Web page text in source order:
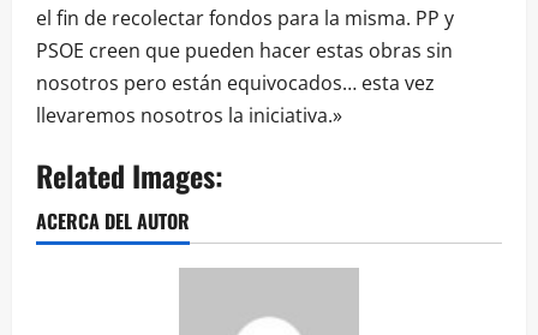
el fin de recolectar fondos para la misma. PP y
PSOE creen que pueden hacer estas obras sin
nosotros pero están equivocados… esta vez
llevaremos nosotros la iniciativa.»
Related Images:
ACERCA DEL AUTOR